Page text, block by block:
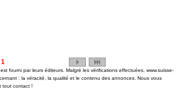
1
fourni par leurs éditeurs. Malgré les vérifications effectuées, www.suisse-
: la véracité, la qualité et le contenu des annonces. Nous vous
tout contact !